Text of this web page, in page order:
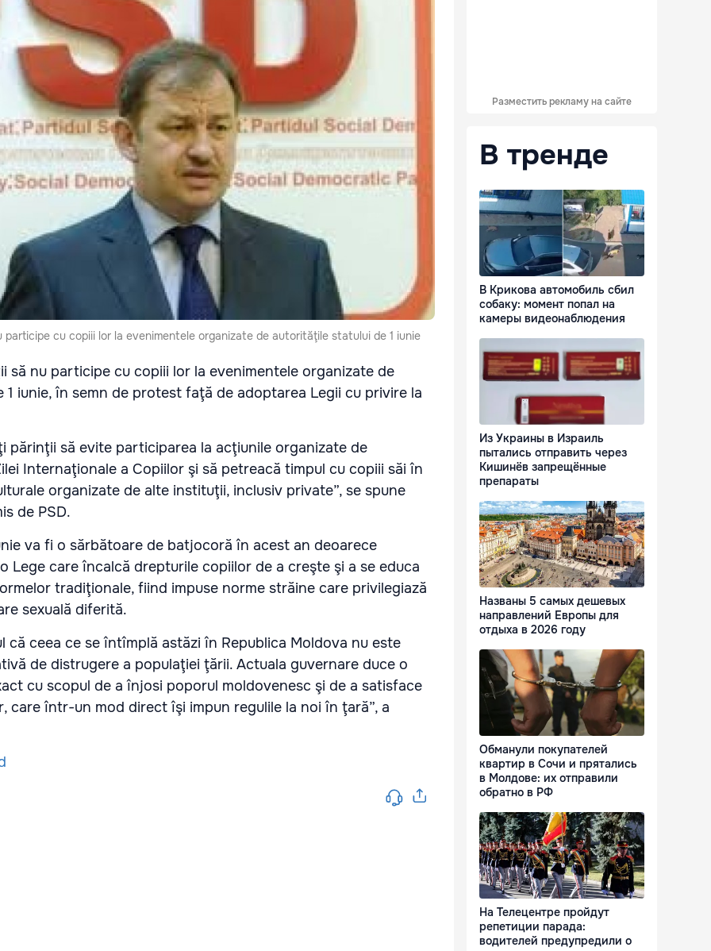
participe cu copiii lor la evenimentele organizate de autorităţile statului de 1 iunie
să nu participe cu copiii lor la evenimentele organizate de
iunie, în semn de protest faţă de adoptarea Legii cu privire la
părinţii să evite participarea la acţiunile organizate de
Internaţionale a Copiilor şi să petreacă timpul cu copiii săi în
organizate de alte instituţii, inclusiv private”, se spune
de PSD.
va fi o sărbătoare de batjocoră în acest an deoarece
Lege care încalcă drepturile copiilor de a creşte şi a se educa
tradiţionale, fiind impuse norme străine care privilegiază
sexuală diferită.
că ceea ce se întîmplă astăzi în Republica Moldova nu este
de distrugere a populaţiei ţării. Actuala guvernare duce o
cu scopul de a înjosi poporul moldovenesc şi de a satisface
care într-un mod direct îşi impun regulile la noi în ţară”, a
Разместить рекламу на сайте
В тренде
В Крикова автомобиль сбил
собаку: момент попал на
камеры видеонаблюдения
Из Украины в Израиль
пытались отправить через
Кишинёв запрещённые
препараты
Названы 5 самых дешевых
направлений Европы для
отдыха в 2026 году
Обманули покупателей
квартир в Сочи и прятались
в Молдове: их отправили
обратно в РФ
На Телецентре пройдут
репетиции парада:
водителей предупредили о